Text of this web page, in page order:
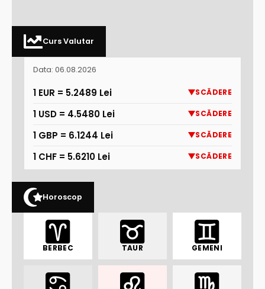
Curs Valutar
Data: 06.08.2026
1 EUR = 5.2489 Lei SCĂDERE
1 USD = 4.5480 Lei SCĂDERE
1 GBP = 6.1244 Lei SCĂDERE
1 CHF = 5.6210 Lei SCĂDERE
Horoscop
BERBEC TAUR GEMENI